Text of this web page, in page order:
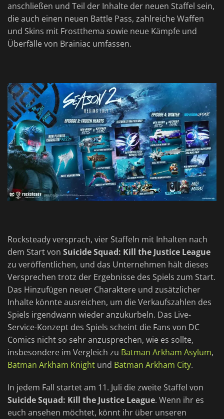
anschließen und Teil der Inhalte der neuen Staffel sein,
die auch einen neuen Battle Pass, zahlreiche Waffen
und Skins mit Frostthema sowie neue Kämpfe und
Überfälle von Brainiac umfassen.
Rocksteady versprach, vier Staffeln mit Inhalten nach
dem Start von Suicide Squad: Kill the Justice League
zu veröffentlichen, und das Unternehmen hält dieses
Versprechen trotz der Ergebnisse des Spiels zum Start.
Das Hinzufügen neuer Charaktere und zusätzlicher
Inhalte könnte ausreichen, um die Verkaufszahlen des
Spiels irgendwann wieder anzukurbeln. Das Live-
Service-Konzept des Spiels scheint die Fans von DC
Comics nicht so sehr anzusprechen, wie es sollte,
insbesondere im Vergleich zu Batman Arkham Asylum,
Batman Arkham Knight und Batman Arkham City.
In jedem Fall startet am 11. Juli die zweite Staffel von
Suicide Squad: Kill the Justice League. Wenn ihr es
euch ansehen möchtet, könnt ihr über unseren